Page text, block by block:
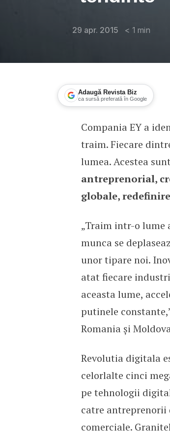
29 apr. 2015 < 1 min
Adaugă Revista Biz
ca sursă preferată în Google
Lumea,
Compania EY a
traim. Fiecare
lumea. Acestea
antreprenorial,
globale,
„Traim intr-o lume
munca se
unor tipare noi.
atat fiecare
aceasta lume,
putinele
Romania și
Revolutia digitala
celorlalte cinci
pe tehnologii
catre antreprenorii
comerciale.